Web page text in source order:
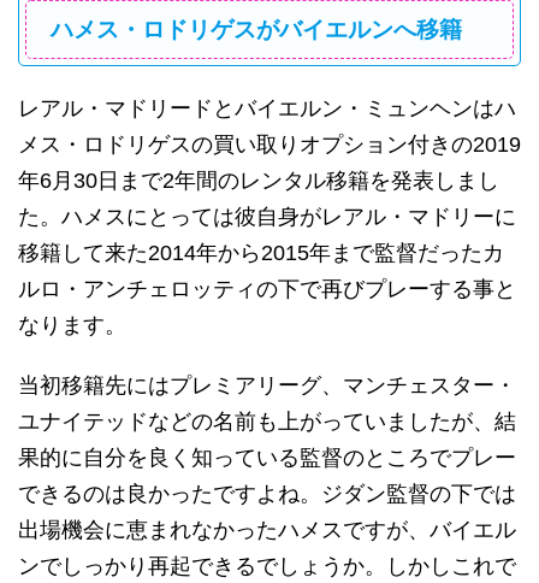
ハメス・ロドリゲスがバイエルンへ移籍
レアル・マドリードとバイエルン・ミュンヘンはハ
メス・ロドリゲスの買い取りオプション付きの2019
年6月30日まで2年間のレンタル移籍を発表しまし
た。ハメスにとっては彼自身がレアル・マドリーに
移籍して来た2014年から2015年まで監督だったカ
ルロ・アンチェロッティの下で再びプレーする事と
なります。
当初移籍先にはプレミアリーグ、マンチェスター・
ユナイテッドなどの名前も上がっていましたが、結
果的に自分を良く知っている監督のところでプレー
できるのは良かったですよね。ジダン監督の下では
出場機会に恵まれなかったハメスですが、バイエル
ンでしっかり再起できるでしょうか。しかしこれで